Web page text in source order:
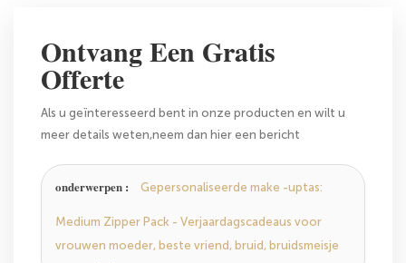
Ontvang Een Gratis
Offerte
Als u geïnteresseerd bent in onze producten en wilt u
meer details weten,neem dan hier een bericht
kunnen.
onderwerpen : Gepersonaliseerde make -uptas:
Medium Zipper Pack - Verjaardagscadeaus voor
vrouwen moeder, beste vriend, bruid, bruidsmeisje